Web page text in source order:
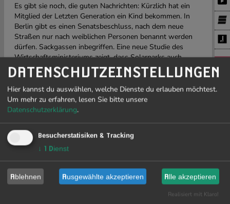
Es gibt sie noch, die guten Nachrichten: Kürzlich hat ein
Mitglied der Letzten Generation ein Kind bekommen. In
Berlin gibt es einen Senatsbeschluss, nach dem neue
Straßen nur nach weiblichen Personen benannt werden
dürfen. Sackgassen inbegriffen. Eine neue Studie des
Wirtschaftsministeriums zeigt, dass Solarparks auch
nachts genügend Strom liefern können, wenn man die
Anlagen unter Flutlicht betreibt. Technisch wäre das heute
schon möglich. Aber die großen Konzerne verhindern das
leider.
Der Wissenschaftskabarettist und Physiker Vince Ebert
zieht Bilanz: Sind wir in den letzten Jahren rationaler,
besonnener oder gar klüger geworden? Spoiler Alarm:
Nein, sind wir nicht. Nur 18 % der Bevölkerung tragen
einen Fahrradhelm, aber 91 % nutzen eine Schutzhülle für
ihr Handy. Wenn die Realität immer mehr zur Satire wird,
wenn Regierungserklärungen praktisch nicht mehr von
Postillon-Artikeln unterscheidbar sind – wie bitte soll man
DATENSCHUTZEINSTELLUNGEN
Hier kannst du auswählen, welche Dienste du erlauben möchtest.
Um mehr zu erfahren, lesen Sie bitte unsere
Datenschutzerklärung.
Besucherstatisiken & Tracking
↓ 1 Dienst
Ablehnen Ausgewählte akzeptieren Alle akzeptieren
Realisiert mit Klaro!